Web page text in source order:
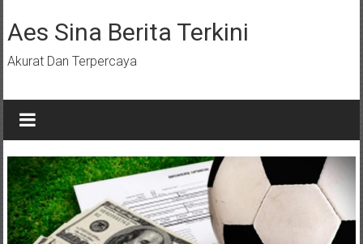
ke
konten
Aes Sina Berita Terkini
Akurat Dan Terpercaya